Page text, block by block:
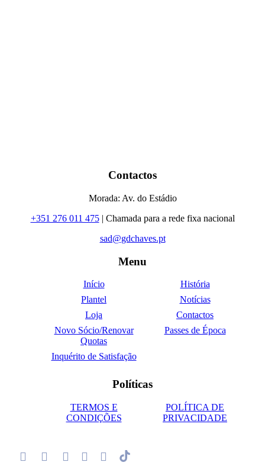
Contactos
Morada: Av. do Estádio
+351 276 011 475| Chamada para a rede fixa nacional
sad@gdchaves.pt
Menu
Início
História
Plantel
Notícias
Loja
Contactos
Novo Sócio/Renovar
Quotas
Passes de Época
Inquérito de Satisfação
Políticas
TERMOS E
CONDIÇÕES
POLÍTICA DE
PRIVACIDADE